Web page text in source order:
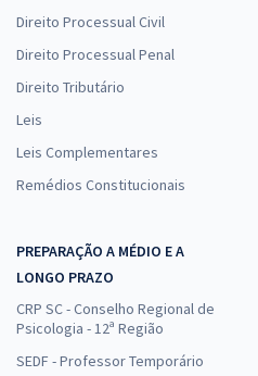
Direito Processual Civil
Direito Processual Penal
Direito Tributário
Leis
Leis Complementares
Remédios Constitucionais
PREPARAÇÃO A MÉDIO E A
LONGO PRAZO
CRP SC - Conselho Regional de
Psicologia - 12ª Região
SEDF - Professor Temporário